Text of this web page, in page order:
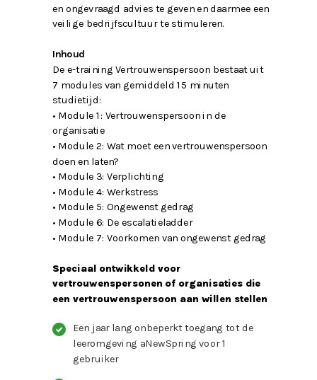
en ongevraagd advies te geven en daarmee een
veilige bedrijfscultuur te stimuleren.
Inhoud
De e-training Vertrouwenspersoon bestaat uit
7 modules van gemiddeld 15 minuten
studietijd:
• Module 1: Vertrouwenspersoon in de
organisatie
• Module 2: Wat moet een vertrouwenspersoon
doen en laten?
• Module 3: Verplichting
• Module 4: Werkstress
• Module 5: Ongewenst gedrag
• Module 6: De escalatieladder
• Module 7: Voorkomen van ongewenst gedrag
Speciaal ontwikkeld voor
vertrouwenspersonen of organisaties die
een vertrouwenspersoon aan willen stellen
Een jaar lang onbeperkt toegang tot de
leeromgeving aNewSpring voor 1
gebruiker